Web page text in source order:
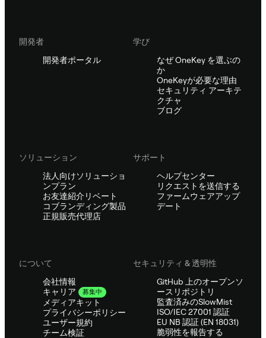
開発者
開発者ポータル
学び
なぜ OneKey を選ぶの
か
OneKeyが必要な理由
セキュリティ アーキテ
クチャ
ブログ
ソリューション
法人向けソリューショ
ンプラン
お友達紹介リベート
コブランディング製品
正規販売代理店
サポート
ヘルプセンター
リクエストを送信する
ファームウェアアップ
デート
について
会社情報
キャリア
募集中
メディアキット
プライバシーポリシー
ユーザー規約
チーム検証
セキュリティ & 透明性
GitHub 上のオープンソ
ースリポジトリ
監査済みのSlowMist
ISO/IEC 27001 認証
EU NB 認証 (EN 18031)
脆弱性を報告する